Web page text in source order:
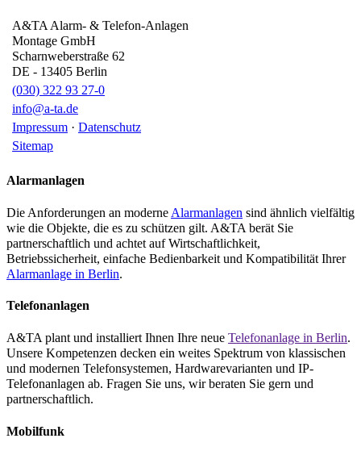
A&TA Alarm- & Telefon-Anlagen
Montage GmbH
Scharnweberstraße 62
DE - 13405 Berlin
(030) 322 93 27-0
info@a-ta.de
Impressum · Datenschutz
Sitemap
Alarmanlagen
Die Anforderungen an moderne Alarmanlagen sind ähnlich vielfältig
wie die Objekte, die es zu schützen gilt. A&TA berät Sie
partnerschaftlich und achtet auf Wirtschaftlichkeit,
Betriebssicherheit, einfache Bedienbarkeit und Kompatibilität Ihrer
Alarmanlage in Berlin.
Telefonanlagen
A&TA plant und installiert Ihnen Ihre neue Telefonanlage in Berlin.
Unsere Kompetenzen decken ein weites Spektrum von klassischen
und modernen Telefonsystemen, Hardwarevarianten und IP-
Telefonanlagen ab. Fragen Sie uns, wir beraten Sie gern und
partnerschaftlich.
Mobilfunk